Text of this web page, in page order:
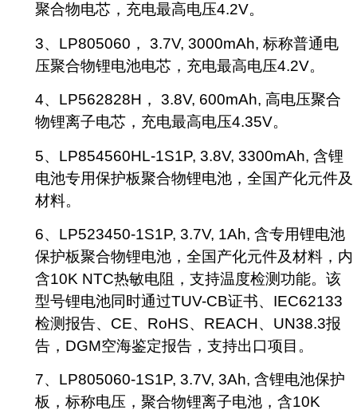
聚合物电芯，充电最高电压4.2V。
3、LP805060， 3.7V, 3000mAh, 标称普通电
压聚合物锂电池电芯，充电最高电压4.2V。
4、LP562828H， 3.8V, 600mAh, 高电压聚合
物锂离子电芯，充电最高电压4.35V。
5、LP854560HL-1S1P, 3.8V, 3300mAh, 含锂
电池专用保护板聚合物锂电池，全国产化元件及
材料。
6、LP523450-1S1P, 3.7V, 1Ah, 含专用锂电池
保护板聚合物锂电池，全国产化元件及材料，内
含10K NTC热敏电阻，支持温度检测功能。该
型号锂电池同时通过TUV-CB证书、IEC62133
检测报告、CE、RoHS、REACH、UN38.3报
告，DGM空海鉴定报告，支持出口项目。
7、LP805060-1S1P, 3.7V, 3Ah, 含锂电池保护
板，标称电压，聚合物锂离子电池，含10K